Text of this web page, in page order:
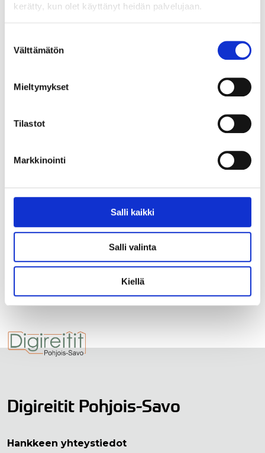
kerätty, kun olet käyttänyt heidän palvelujaan.
valinta
Välttämätön
Mieltymykset
Tilastot
Markkinointi
Salli kaikki
Salli valinta
Kiellä
360-koulutusosion aikana opit tunnistamaan
mahdollisuudet omien palveluiden kehittämiseen
ja esittelyyn 360-kuva- ja videomateriaalin avulla.
Kuulet myös parhaat keinot kuinka pystyt
Aikataulu:
9:40 – Virtual Nature -hanke
10:15 – 360-koulutus
10:55 – Kiitos ja näkemiin
Tapahtuma tallennetaan.
Ilmoittaudu mukaan täältä.
Digireitit Pohjois-Savo
Hankkeen yhteystiedot